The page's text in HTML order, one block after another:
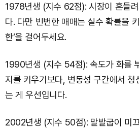
1978년생 (지수 62점): 시장이 흔들
다. 다만 빈번한 매매는 실수 확률을
한’을 걸어두세요.
1990년생 (지수 54점): 속도가 화를
지를 키우기보다, 변동성 구간에서
는 게 우선입니다.
2002년생 (지수 50점): 말발굽이 미